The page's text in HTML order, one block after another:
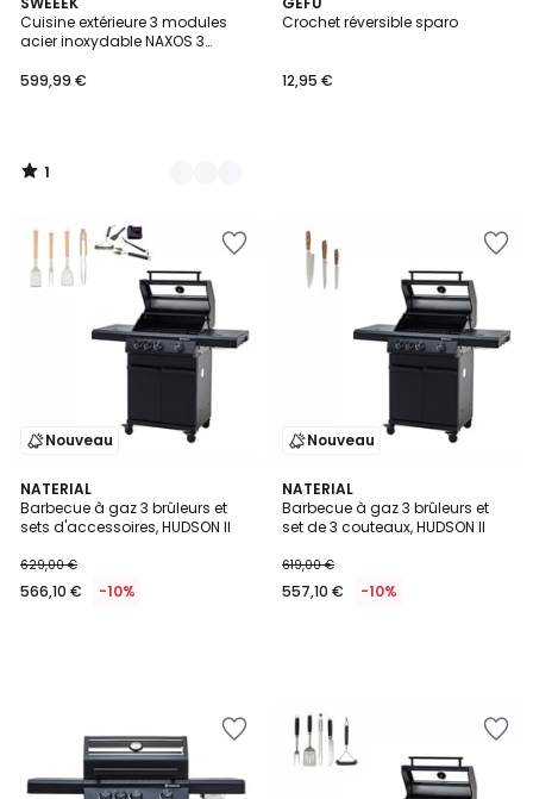
Cuisine extérieure 3 modules
acier inoxydable NAXOS 3
599,99 €
/
5
2
Couleurs
1
/
Crochet réversible sparo
12,95 €
Nouveau
NATERIAL
Barbecue à gaz 3 brûleurs et
sets d'accessoires, HUDSON II
629,00 €
566,10 € -10%
Nouveau
NATERIAL
Barbecue à gaz 3 brûleurs et
set de 3 couteaux, HUDSON II
619,00 €
557,10 € -10%